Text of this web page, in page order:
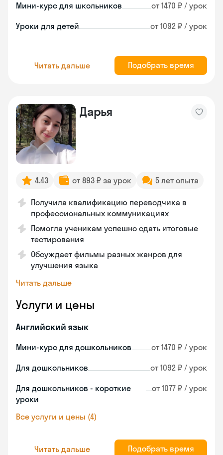
Мини-курс для школьников от 1470 ₽ / урок
Уроки для детей от 1092 ₽ / урок
Читать дальше Подобрать время
Дарья
4.43 от 893 ₽ за урок 5 лет опыта
Получила квалификацию переводчика в
профессиональных коммуникациях
Помогла ученикам успешно сдать итоговые
тестирования
Обсуждает фильмы разных жанров для
улучшения языка
Читать дальше
Услуги и цены
Английский язык
Мини-курс для дошкольников от 1470 ₽ / урок
Для дошкольников от 1092 ₽ / урок
Для дошкольников - короткие
уроки
от 1077 ₽ / урок
Все услуги и цены (4)
Читать дальше Подобрать время